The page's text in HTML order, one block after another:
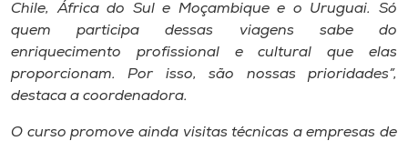
A+
A-
Chile, África do Sul e Moçambique e o Uruguai. Só
quem participa dessas viagens sabe do
enriquecimento profissional e cultural que elas
proporcionam. Por isso, são nossas prioridades”,
destaca a coordenadora.
O curso promove ainda visitas técnicas a empresas de